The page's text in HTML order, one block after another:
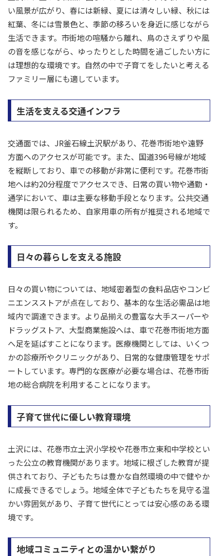
い風景が広がり、春には新緑、夏には清々しい緑、秋には
紅葉、冬には雪景色と、季節の移ろいを身近に感じながら
生活できます。市街地の喧騒から離れ、鳥のさえずりや風
の音を感じながら、ゆったりとした時間を過ごしたい方に
は理想的な環境です。自然の中で子育てをしたいと考える
ファミリー層にも適しています。
生活を支える交通インフラ
交通面では、JR釜石線土沢駅があり、花巻市街地や遠野
方面へのアクセスが可能です。また、国道396号線が地域
を縦断しており、車での移動が非常に便利です。花巻市街
地へは約20分程度でアクセスでき、日常の買い物や通勤・
通学において、車は主要な移動手段となります。公共交通
機関は限られるため、自家用車の所有が推奨される地域で
す。
日々の暮らしを支える施設
日々の買い物については、地域密着型の食料品店やコンビ
ニエンスストアが点在しており、基本的な生活必需品は地
域内で調達できます。より品揃えの豊富な大手スーパーや
ドラッグストア、大型商業施設へは、車で花巻市街地方面
へ足を延ばすことになります。医療機関としては、いくつ
かの診療所やクリニックがあり、日常的な健康管理をサポ
ートしています。専門的な医療が必要な場合は、花巻市街
地の総合病院を利用することになります。
子育て世代に優しい教育環境
土沢には、花巻市立土沢小学校や花巻市立東和中学校とい
った公立の教育機関があります。地域に根ざした教育が提
供されており、子どもたちは豊かな自然環境の中で健やか
に成長できるでしょう。地域全体で子どもたちを見守る温
かい雰囲気があり、子育て世代にとっては安心感のある環
境です。
地域コミュニティとの温かい繋がり